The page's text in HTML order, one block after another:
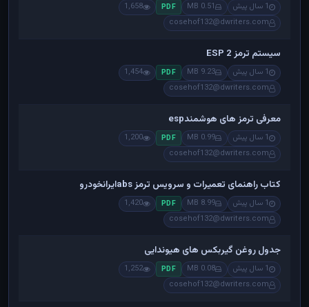
1 سال پیش 0.51 MB
PDF
1,658
cosehof132@dwriters.com
سیستم ترمز ESP 2
1 سال پیش 9.23 MB
PDF
1,454
cosehof132@dwriters.com
معرفی ترمز های هوشمندesp
1 سال پیش 0.99 MB
PDF
1,200
cosehof132@dwriters.com
کتاب راهنمای تعمیرات و سرویس ترمز absایرانخودرو
1 سال پیش 8.99 MB
PDF
1,420
cosehof132@dwriters.com
جدول روغن گیربکس های هیوندایی
1 سال پیش 0.08 MB
PDF
1,252
cosehof132@dwriters.com